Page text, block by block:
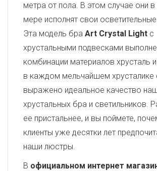
метра от пола. В этом случае они в
мере исполнят свои
Эта модель бра Art Crystal Light с
хрустальными подвесками
комбинации материалов хрусталь и
в каждом мельчайшем хрусталике
выражено идеальное качество
хрустальных бра и светильников.
ее пристальнее, и вы поймете,
клиенты уже десятки лет
наши люстры.
В официальном интернет